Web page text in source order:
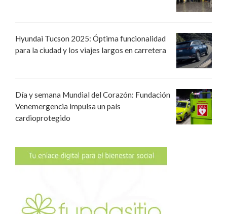
Hyundai Tucson 2025: Óptima funcionalidad
para la ciudad y los viajes largos en carretera
Día y semana Mundial del Corazón: Fundación
Venemergencia impulsa un país
cardioprotegido